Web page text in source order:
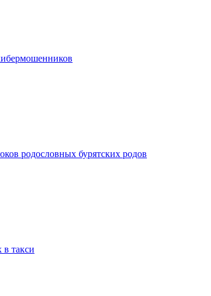
родословных бурятских родов
в такси